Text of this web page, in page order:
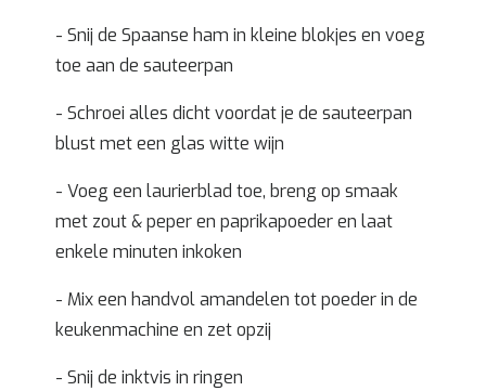
- Snij de Spaanse ham in kleine blokjes en voeg
toe aan de sauteerpan
- Schroei alles dicht voordat je de sauteerpan
blust met een glas witte wijn
- Voeg een laurierblad toe, breng op smaak
met zout & peper en paprikapoeder en laat
enkele minuten inkoken
- Mix een handvol amandelen tot poeder in de
keukenmachine en zet opzij
- Snij de inktvis in ringen